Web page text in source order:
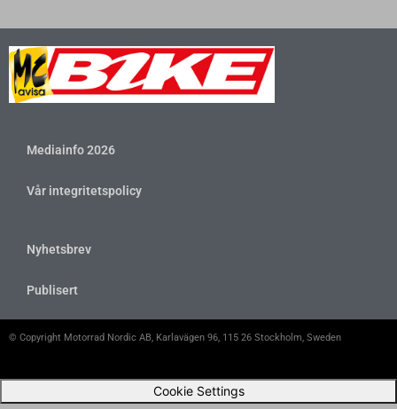
Mediainfo 2026
Vår integritetspolicy
Nyhetsbrev
Publisert
© Copyright Motorrad Nordic AB, Karlavägen 96, 115 26 Stockholm, Sweden
Cookie Settings